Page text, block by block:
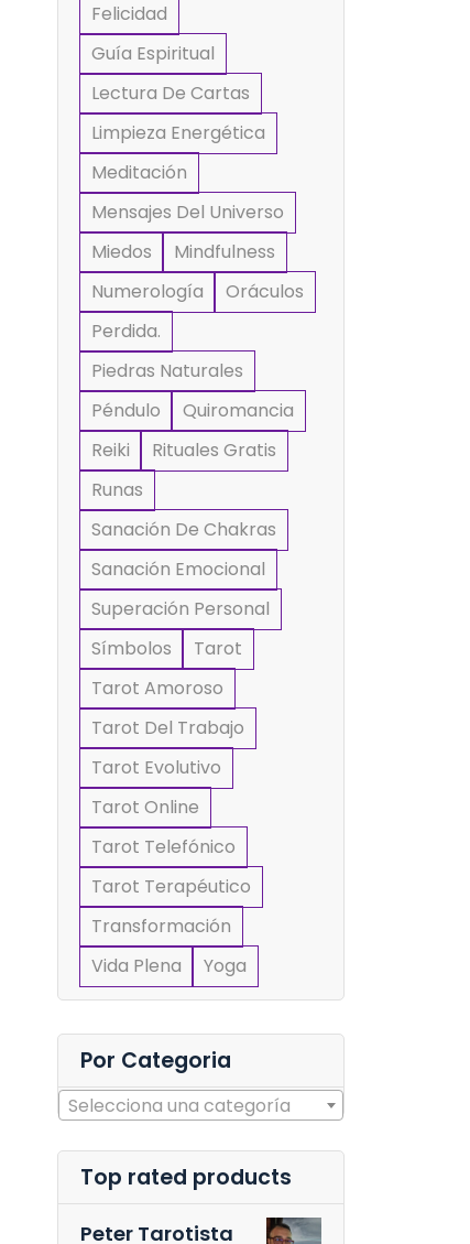
Felicidad
Guía Espiritual
Lectura De Cartas
Limpieza Energética
Meditación
Mensajes Del Universo
Miedos
Mindfulness
Numerología
Oráculos
Perdida.
Piedras Naturales
Péndulo
Quiromancia
Reiki
Rituales Gratis
Runas
Sanación De Chakras
Sanación Emocional
Superación Personal
Símbolos
Tarot
Tarot Amoroso
Tarot Del Trabajo
Tarot Evolutivo
Tarot Online
Tarot Telefónico
Tarot Terapéutico
Transformación
Vida Plena
Yoga
Por Categoria
Selecciona una categoría
Top rated products
Peter Tarotista